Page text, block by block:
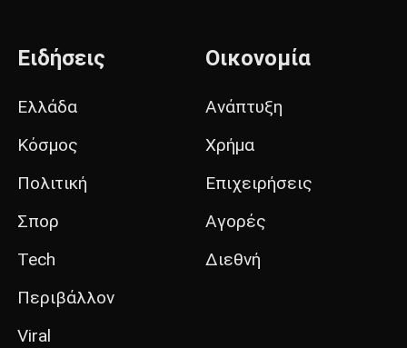
Ειδήσεις
Ελλάδα
Κόσμος
Πολιτική
Σπορ
Tech
Περιβάλλον
Viral
Οικονομία
Ανάπτυξη
Χρήμα
Επιχειρήσεις
Αγορές
Διεθνή